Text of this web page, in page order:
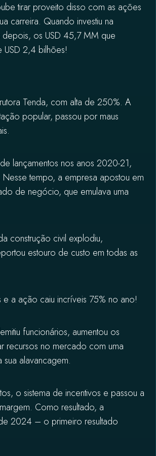
tirar proveito disso com as ações
carreira. Quando investiu na
depois, os USD 45,7 MM que
USD 2,4 bilhões!
Tenda, com alta de 250%. A
popular, passou por maus
lançamentos nos anos 2020-21,
tempo, a empresa apostou em
de negócio, que emulava uma
construção civil explodiu,
estouro de custo em todas as
a ação caiu incríveis 75% no ano!
funcionários, aumentou os
recursos no mercado com uma
alavancagem.
o sistema de incentivos e passou a
Como resultado, a
2024 – o primeiro resultado